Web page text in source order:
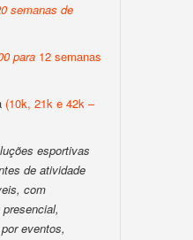
semanas de
para 12 semanas
(10k, 21k e 42k –
esportivas
de atividade
com
eventos,